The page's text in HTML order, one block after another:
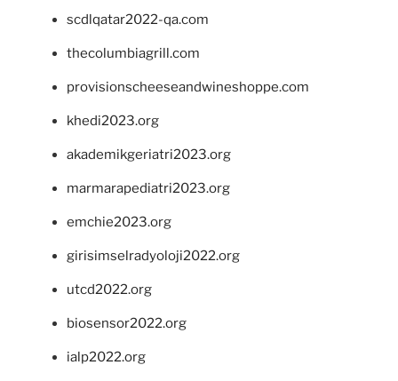
scdlqatar2022-qa.com
thecolumbiagrill.com
provisionscheeseandwineshoppe.com
khedi2023.org
akademikgeriatri2023.org
marmarapediatri2023.org
emchie2023.org
girisimselradyoloji2022.org
utcd2022.org
biosensor2022.org
ialp2022.org